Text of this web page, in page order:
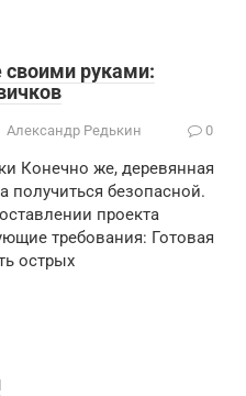
своими руками:
Александр Редькин 0
Конечно же, деревянная
получиться безопасной.
проекта
требования: Готовая
острых